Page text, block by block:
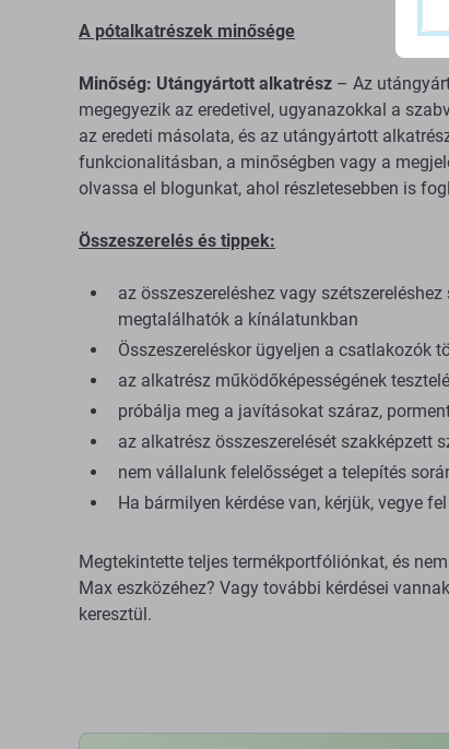
A pótalkatrészek minősége
Minőség: Utángyártott alkatrész – Az
megegyezik az eredetivel, ugyanazokkal a
az eredeti másolata, és az utángyártott
funkcionalitásban, a minőségben vagy a
olvassa el blogunkat, ahol részletesebben is
Összeszerelés és tippek:
az összeszereléshez vagy
megtalálhatók a kínálatunkban
Összeszereléskor ügyeljen a csatlakozók
az alkatrész működőképességének
próbálja meg a javításokat száraz,
az alkatrész összeszerelését szakképzett
nem vállalunk felelősséget a telepítés
Ha bármilyen kérdése van, kérjük, vegye
Megtekintette teljes termékportfóliónkat, és
Max eszközéhez? Vagy további kérdései
keresztül.